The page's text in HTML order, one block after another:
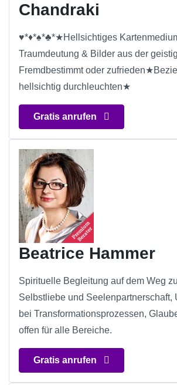
Chandraki
♥*♦*♠*♣*★Hellsichtiges
Traumdeutung & Bilder aus der
Fremdbestimmt oder
hellsichtig durchleuchten★
Gratis anrufen
Beatrice Hammer
Spirituelle Begleitung auf dem Weg
Selbstliebe und Seelenpartnerschaft,
bei Transformationsprozessen,
offen für alle Bereiche.
Gratis anrufen